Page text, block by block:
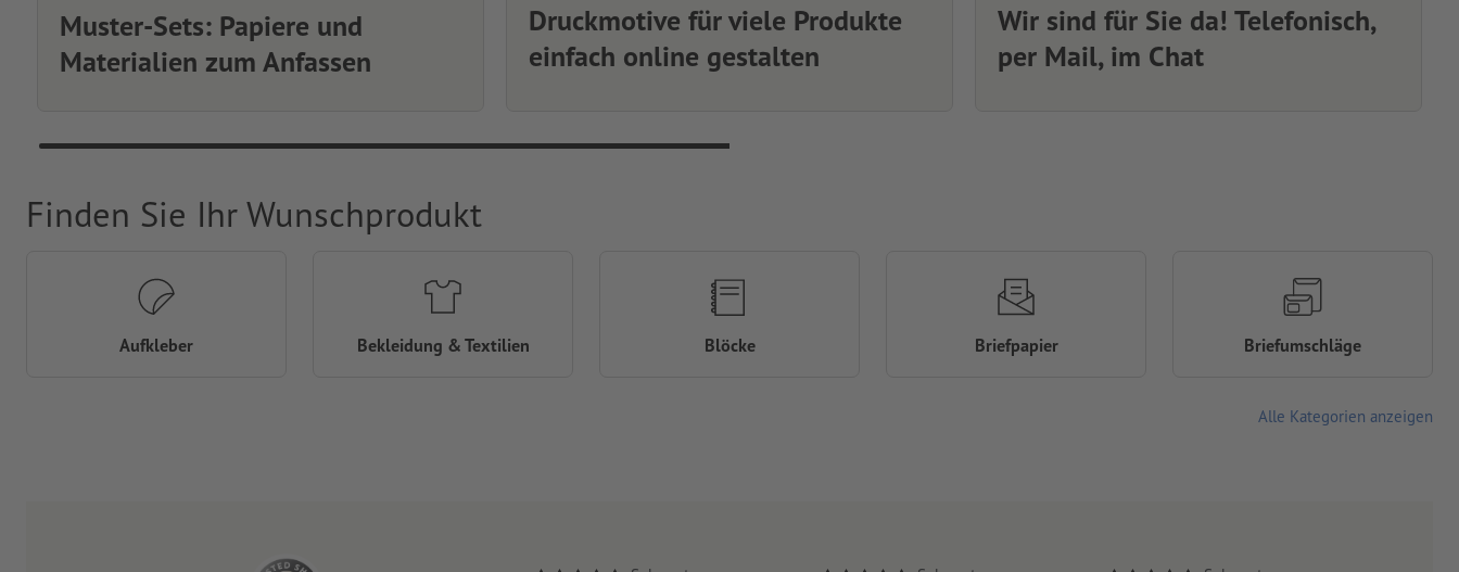
Muster-Sets: Papiere und
Materialien zum Anfassen
Druckmotive für viele Produkte
einfach online gestalten
Wir sind für Sie da! Telefonisch,
per Mail, im Chat
Finden Sie Ihr Wunschprodukt
Aufkleber Bekleidung & Textilien Blöcke Briefpapier Briefumschläge
Alle Kategorien anzeigen